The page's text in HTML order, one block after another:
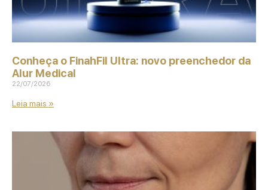
Conheça o FinahFil Ultra: novo preenchedor da
Alur Medical
22/07/2026
Leia mais »